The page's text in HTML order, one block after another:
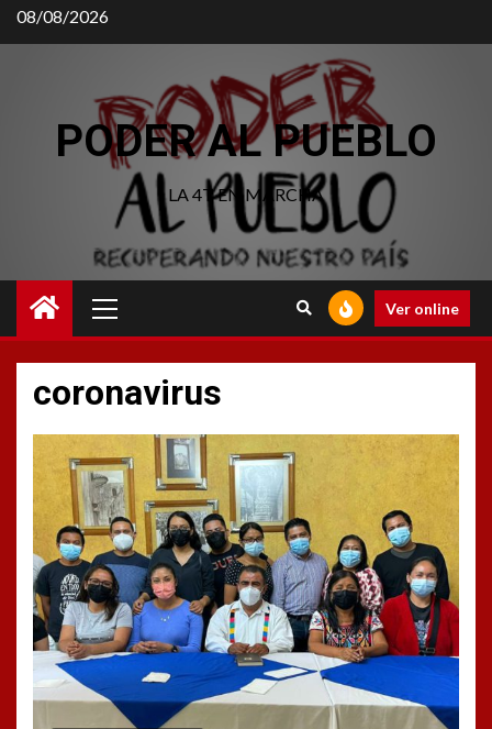
08/08/2026
PODER AL PUEBLO
LA 4T EN MARCHA
Ver online
coronavirus